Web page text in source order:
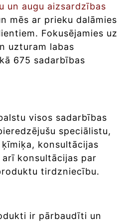
un augu aizsardzības
mēs ar prieku dalāmies
Fokusējamies uz
uzturam labas
675 sadarbības
visos sadarbības
speciālistu,
konsultācijas
konsultācijas par
tirdzniecību.
ir pārbaudīti un